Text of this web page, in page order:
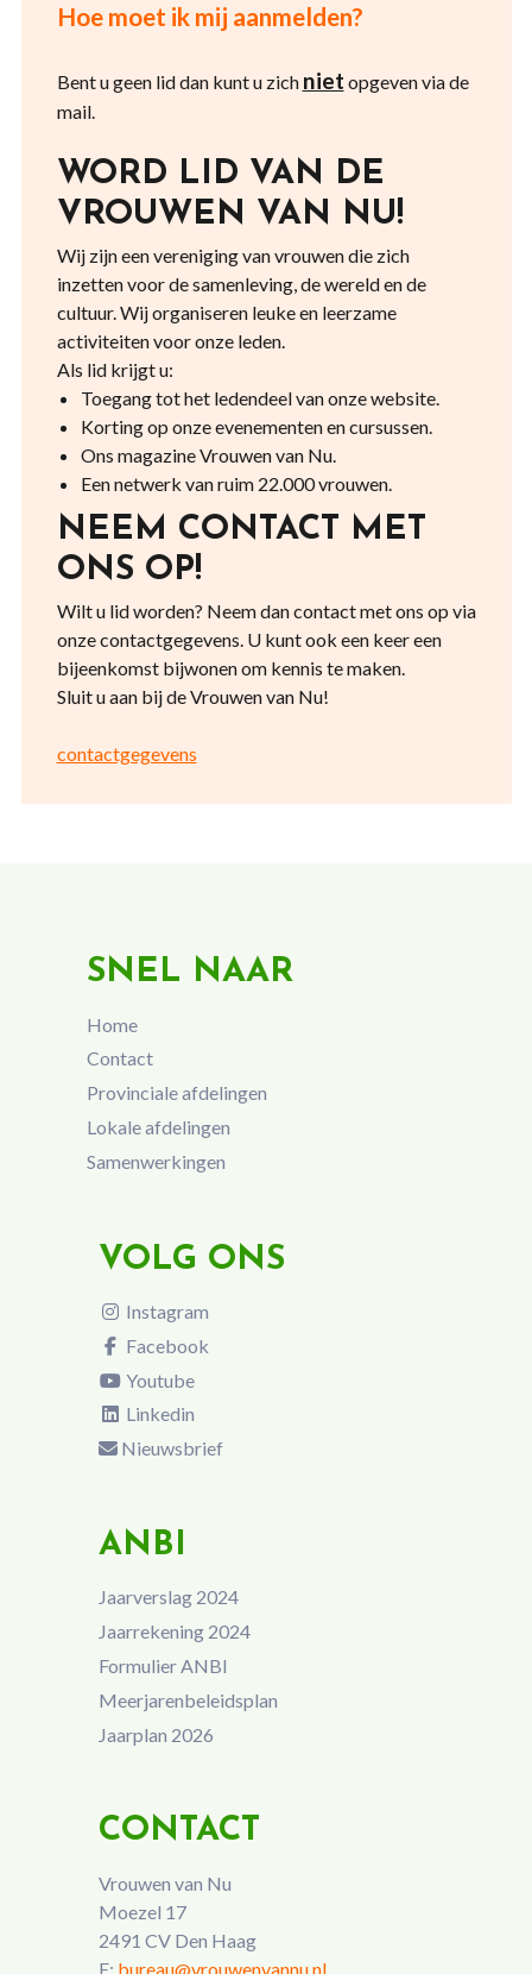
Hoe moet ik mij aanmelden?
Bent u geen lid dan kunt u zich niet opgeven via de
mail.
WORD LID VAN DE
VROUWEN VAN NU!
Wij zijn een vereniging van vrouwen die zich
inzetten voor de samenleving, de wereld en de
cultuur. Wij organiseren leuke en leerzame
activiteiten voor onze leden.
Als lid krijgt u:
Toegang tot het ledendeel van onze website.
Korting op onze evenementen en cursussen.
Ons magazine Vrouwen van Nu.
Een netwerk van ruim 22.000 vrouwen.
NEEM CONTACT MET
ONS OP!
Wilt u lid worden? Neem dan contact met ons op via
onze contactgegevens. U kunt ook een keer een
bijeenkomst bijwonen om kennis te maken.
Sluit u aan bij de Vrouwen van Nu!
contactgegevens
SNEL NAAR
Home
Contact
Provinciale afdelingen
Lokale afdelingen
Samenwerkingen
VOLG ONS
Instagram
Facebook
Youtube
Linkedin
Nieuwsbrief
ANBI
Jaarverslag 2024
Jaarrekening 2024
Formulier ANBI
Meerjarenbeleidsplan
Jaarplan 2026
CONTACT
Vrouwen van Nu
Moezel 17
2491 CV Den Haag
E: bureau@vrouwenvannu.nl